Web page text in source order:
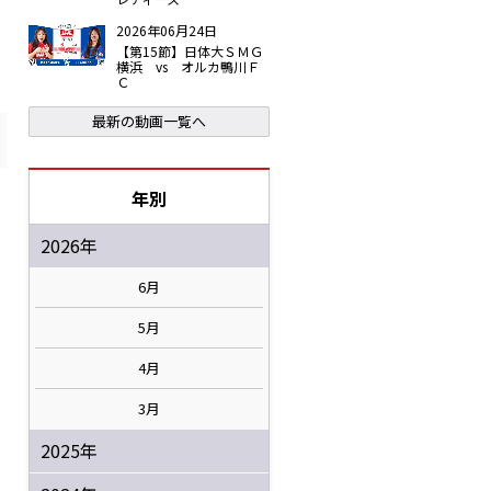
2026年06月24日
【第15節】日体大ＳＭＧ
横浜 vs オルカ鴨川Ｆ
Ｃ
最新の動画一覧へ
年別
2026年
6月
5月
4月
3月
2025年